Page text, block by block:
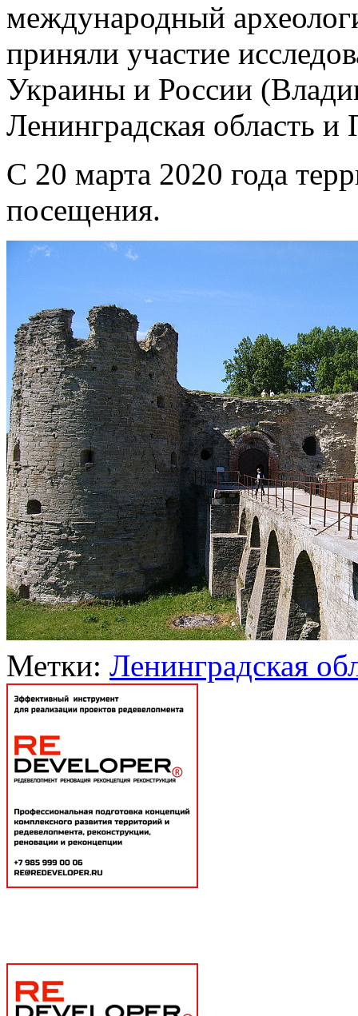
международный
приняли участие
Украины и России
Ленинградская область
С 20 марта 2020 года
посещения.
Метки: Ленинградская